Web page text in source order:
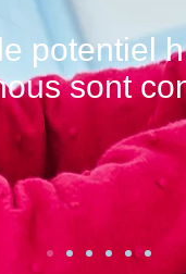
potentiel
sont